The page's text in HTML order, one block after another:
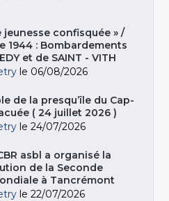
jeunesse confisquée » /
1944 : Bombardements
et de SAINT - VITH
le 06/08/2026
de la presqu’île du Cap-
( 24 juillet 2026 )
le 24/07/2026
asbl a organisé la
de la Seconde
à Tancrémont
le 22/07/2026